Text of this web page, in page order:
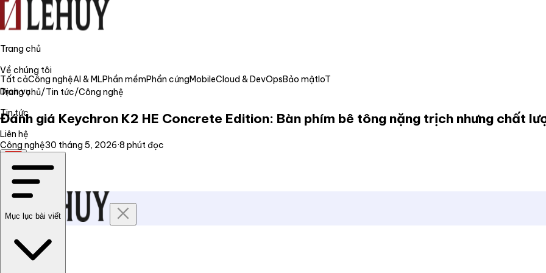
Trang chủ
Về chúng tôi
Dịch vụ
Tin tức
Liên hệ
Trang chủ
Về chúng tôi
Tất cảCông nghệAI & MLPhần mềmPhần cứngMobileCloud & DevOpsBảo mậtIoT
Trang chủ/Tin tức/Công nghệ
Đánh giá Keychron K2 HE Concrete Edition: Bàn phím bê tông nặng trịch nhưng chất
Công nghệ30 tháng 5, 2026·8 phút đọc
Mục lục bài viết